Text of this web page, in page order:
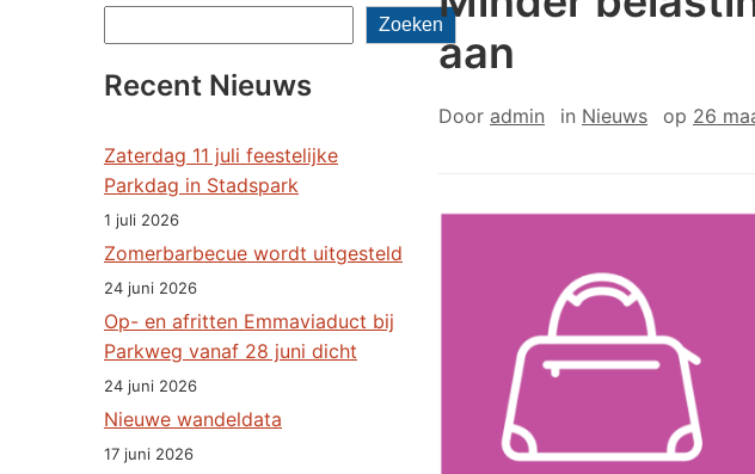
Zoeken
Recent Nieuws
Zaterdag 11 juli feestelijke
Parkdag in Stadspark
1 juli 2026
Zomerbarbecue wordt uitgesteld
24 juni 2026
Op- en afritten Emmaviaduct bij
Parkweg vanaf 28 juni dicht
24 juni 2026
Nieuwe wandeldata
17 juni 2026
aan
Door admin in Nieuws op 26